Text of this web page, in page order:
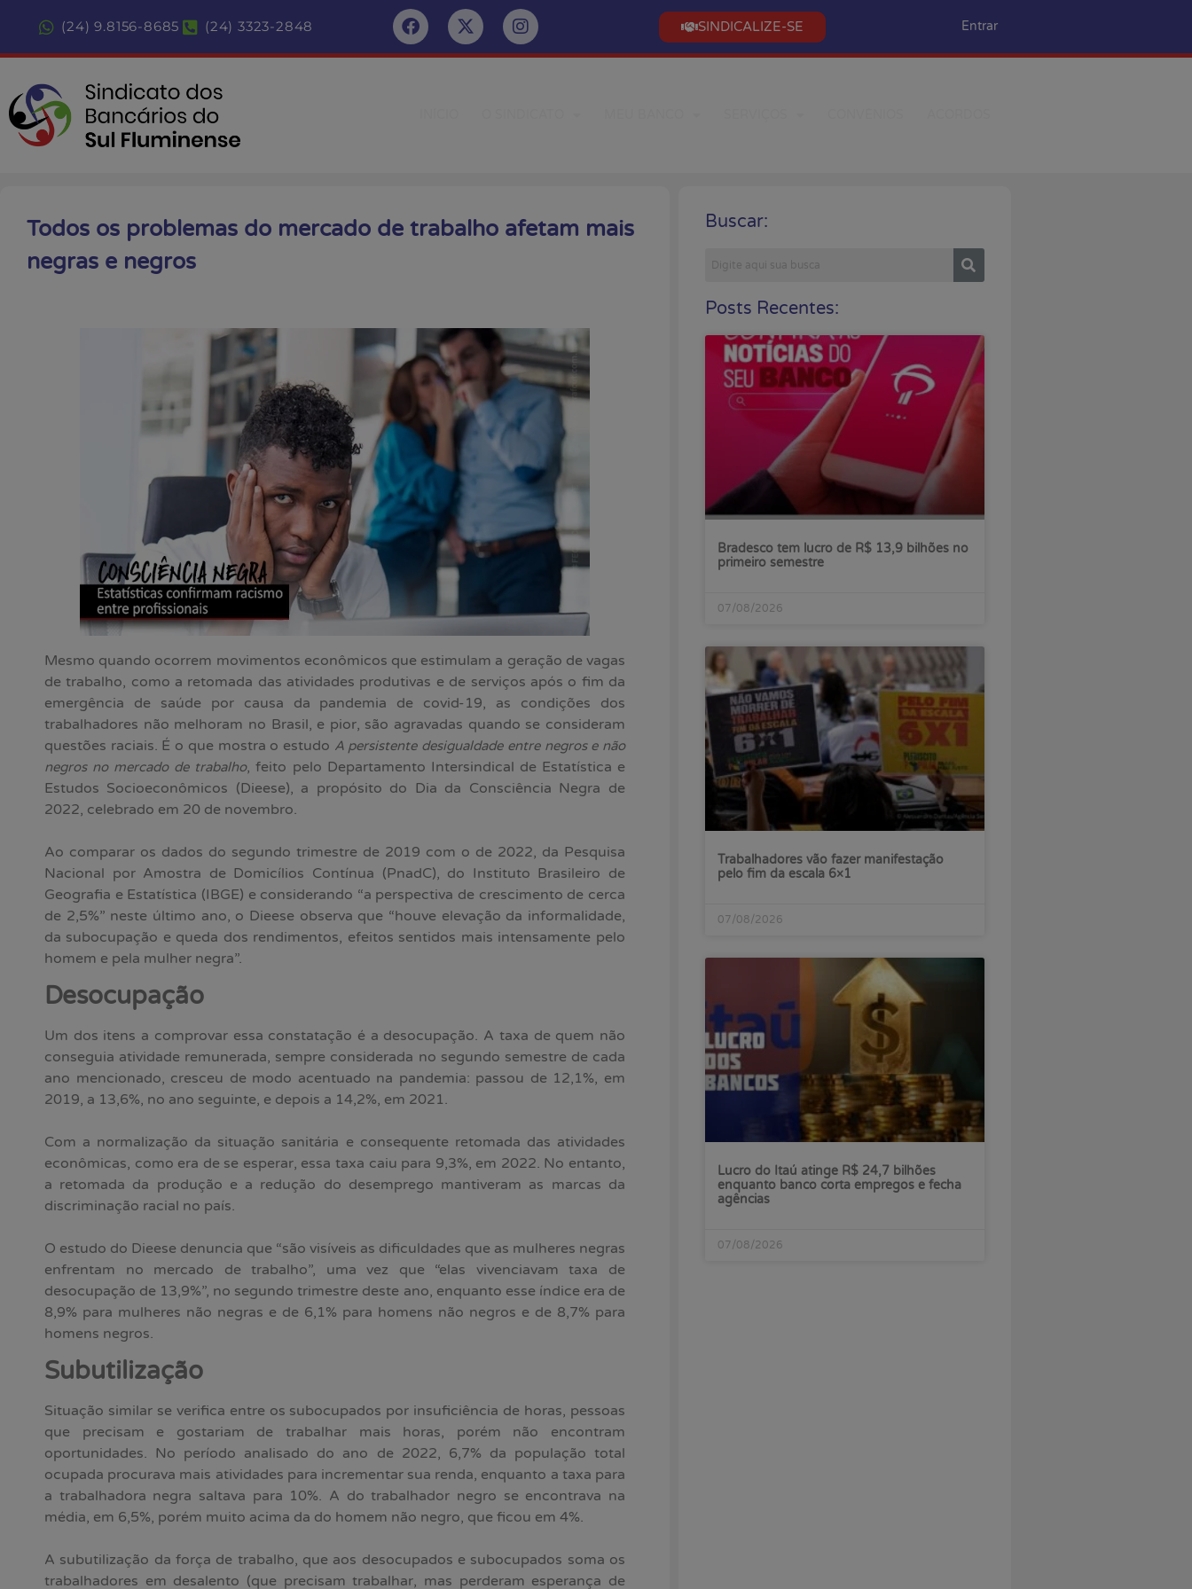
(24) 9.8156-8685 (24) 3323-2848 SINDICALIZE-SE Entrar
Todos os problemas do mercado de trabalho afetam mais
negras e negros
Mesmo quando ocorrem movimentos econômicos que estimulam a geração de vagas
de trabalho, como a retomada das atividades produtivas e de serviços após o fim da
emergência de saúde por causa da pandemia de covid-19, as condições dos
trabalhadores não melhoram no Brasil, e pior, são agravadas quando se consideram
questões raciais. É o que mostra o estudo A persistente desigualdade entre negros e não
negros no mercado de trabalho, feito pelo Departamento Intersindical de Estatística e
Estudos Socioeconômicos (Dieese), a propósito do Dia da Consciência Negra de
2022, celebrado em 20 de novembro.
Ao comparar os dados do segundo trimestre de 2019 com o de 2022, da Pesquisa
Nacional por Amostra de Domicílios Contínua (PnadC), do Instituto Brasileiro de
Geografia e Estatística (IBGE) e considerando “a perspectiva de crescimento de cerca
de 2,5%” neste último ano, o Dieese observa que “houve elevação da informalidade,
da subocupação e queda dos rendimentos, efeitos sentidos mais intensamente pelo
homem e pela mulher negra”.
Desocupação
Um dos itens a comprovar essa constatação é a desocupação. A taxa de quem não
conseguia atividade remunerada, sempre considerada no segundo semestre de cada
ano mencionado, cresceu de modo acentuado na pandemia: passou de 12,1%, em
2019, a 13,6%, no ano seguinte, e depois a 14,2%, em 2021.
Com a normalização da situação sanitária e consequente retomada das atividades
econômicas, como era de se esperar, essa taxa caiu para 9,3%, em 2022. No entanto,
a retomada da produção e a redução do desemprego mantiveram as marcas da
discriminação racial no país.
O estudo do Dieese denuncia que “são visíveis as dificuldades que as mulheres negras
enfrentam no mercado de trabalho”, uma vez que “elas vivenciavam taxa de
desocupação de 13,9%”, no segundo trimestre deste ano, enquanto esse índice era de
8,9% para mulheres não negras e de 6,1% para homens não negros e de 8,7% para
homens negros.
Subutilização
Situação similar se verifica entre os subocupados por insuficiência de horas, pessoas
que precisam e gostariam de trabalhar mais horas, porém não encontram
oportunidades. No período analisado do ano de 2022, 6,7% da população total
ocupada procurava mais atividades para incrementar sua renda, enquanto a taxa para
a trabalhadora negra saltava para 10%. A do trabalhador negro se encontrava na
média, em 6,5%, porém muito acima da do homem não negro, que ficou em 4%.
A subutilização da força de trabalho, que aos desocupados e subocupados soma os
trabalhadores em desalento (que precisam trabalhar, mas perderam esperança de
Buscar:
Posts Recentes:
Bradesco tem lucro de R$ 13,9 bilhões no
primeiro semestre
07/08/2026
Trabalhadores vão fazer manifestação
pelo fim da escala 6×1
07/08/2026
Lucro do Itaú atinge R$ 24,7 bilhões
enquanto banco corta empregos e fecha
agências
07/08/2026